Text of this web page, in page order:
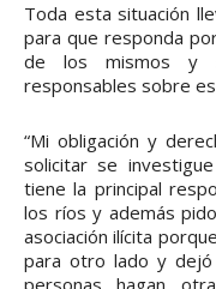
Toda esta situación
para que responda
de los mismos y
responsables sobre
“Mi obligación y
solicitar se
tiene la principal
los ríos y además
asociación ilícita
para otro lado y